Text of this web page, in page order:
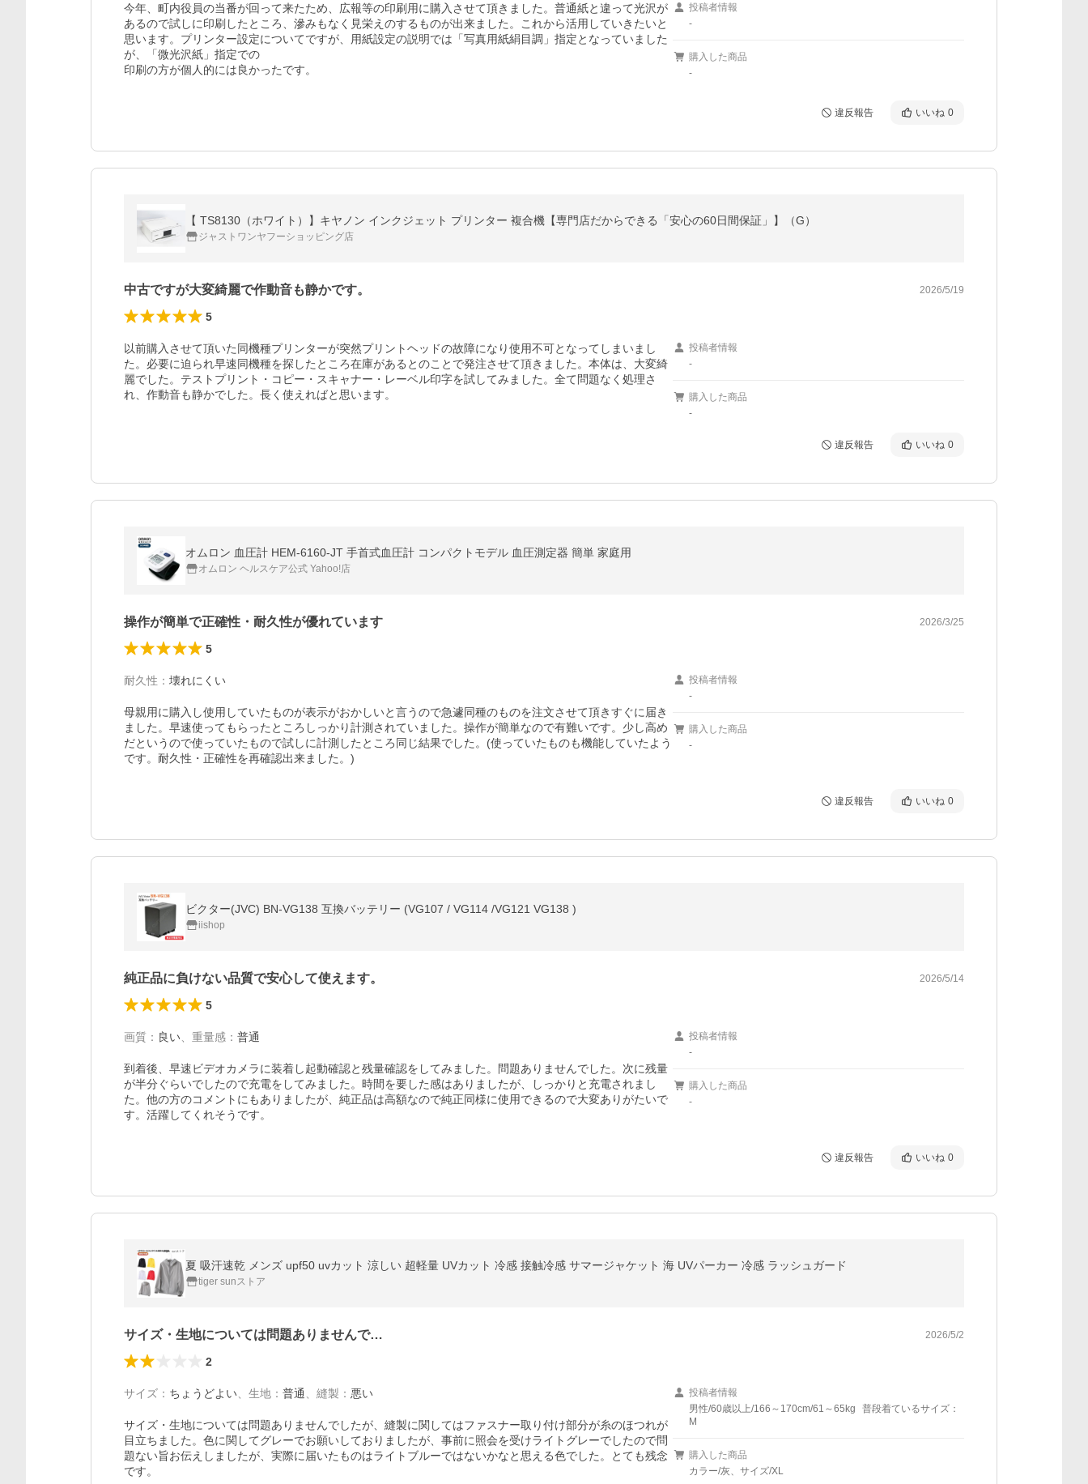
今年、町内役員の当番が回って来たため、広報等の印刷用に購入させて頂きました。普通紙と違って光沢が
あるので試しに印刷したところ、滲みもなく見栄えのするものが出来ました。これから活用していきたいと
思います。プリンター設定についてですが、用紙設定の説明では「写真用紙絹目調」指定となっていました
が、「微光沢紙」指定での
印刷の方が個人的には良かったです。
投稿者情報
-
購入した商品
-
違反報告 いいね 0
【 TS8130（ホワイト）】キヤノン インクジェット プリンター 複合機【専門店だからできる「安心の60日間保証」】（G）
ジャストワンヤフーショッピング店
中古ですが大変綺麗で作動音も静かです。 2026/5/19
5
以前購入させて頂いた同機種プリンターが突然プリントヘッドの故障になり使用不可となってしまいまし
た。必要に迫られ早速同機種を探したところ在庫があるとのことで発注させて頂きました。本体は、大変綺
麗でした。テストプリント・コピー・スキャナー・レーベル印字を試してみました。全て問題なく処理さ
れ、作動音も静かでした。長く使えればと思います。
投稿者情報
-
購入した商品
-
違反報告 いいね 0
オムロン 血圧計 HEM-6160-JT 手首式血圧計 コンパクトモデル 血圧測定器 簡単 家庭用
オムロン ヘルスケア公式 Yahoo!店
操作が簡単で正確性・耐久性が優れています 2026/3/25
5
耐久性 ： 壊れにくい
母親用に購入し使用していたものが表示がおかしいと言うので急遽同種のものを注文させて頂きすぐに届き
ました。早速使ってもらったところしっかり計測されていました。操作が簡単なので有難いです。少し高め
だというので使っていたもので試しに計測したところ同じ結果でした。(使っていたものも機能していたよう
です。耐久性・正確性を再確認出来ました。)
投稿者情報
-
購入した商品
-
違反報告 いいね 0
ビクター(JVC) BN-VG138 互換バッテリー (VG107 / VG114 /VG121 VG138 )
iishop
純正品に負けない品質で安心して使えます。 2026/5/14
5
画質 ： 良い 重量感 ： 普通
到着後、早速ビデオカメラに装着し起動確認と残量確認をしてみました。問題ありませんでした。次に残量
が半分ぐらいでしたので充電をしてみました。時間を要した感はありましたが、しっかりと充電されまし
た。他の方のコメントにもありましたが、純正品は高額なので純正同様に使用できるので大変ありがたいで
投稿者情報
-
購入した商品
-
違反報告 いいね 0
夏 吸汗速乾 メンズ upf50 uvカット 涼しい 超軽量 UVカット 冷感 接触冷感 サマージャケット 海 UVパーカー 冷感 ラッシュガード
tiger sunストア
サイズ・生地については問題ありませんで… 2026/5/2
2
サイズ ： ちょうどよい 生地 ： 普通 縫製 ： 悪い
サイズ・生地については問題ありませんでしたが、縫製に関してはファスナー取り付け部分が糸のほつれが
目立ちました。色に関してグレーでお願いしておりましたが、事前に照会を受けライトグレーでしたので問
題ない旨お伝えしましたが、実際に届いたものはライトブルーではないかなと思える色でした。とても残念
です。
投稿者情報
男性/60歳以上/166～170cm/61～65kg
普段着ているサイズ：
M
購入した商品
カラー/灰、サイズ/XL